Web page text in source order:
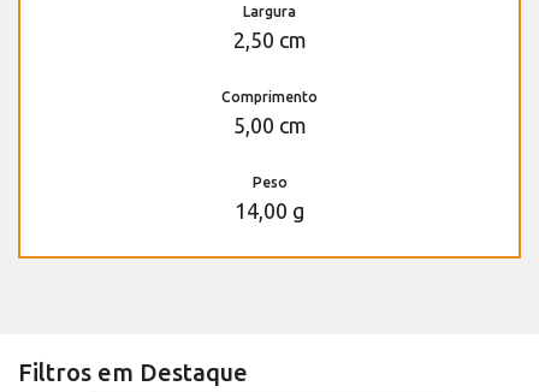
Largura
2,50 cm
Comprimento
5,00 cm
Peso
14,00 g
Filtros em Destaque